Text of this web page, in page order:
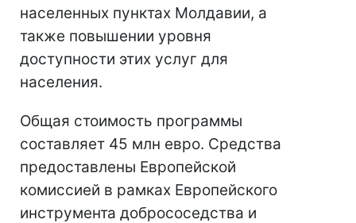
населенных пунктах Молдавии, а
также повышении уровня
доступности этих услуг для
населения.
Общая стоимость программы
составляет 45 млн евро. Средства
предоставлены Европейской
комиссией в рамках Европейского
инструмента добрососедства и